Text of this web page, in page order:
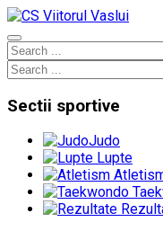
Sectii sportive
Judo
Lupte